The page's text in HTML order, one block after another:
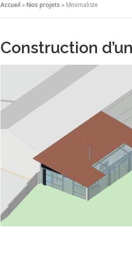
Accueil »Nos projets » Minimaliste
Construction